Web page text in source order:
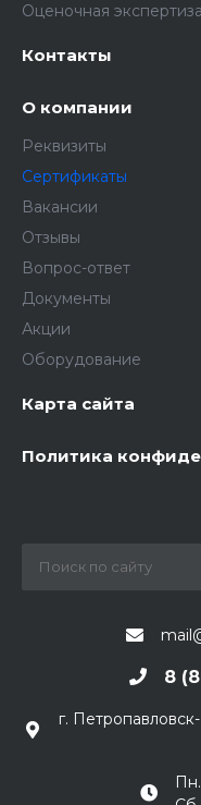
Оценочная экспертиза
Контакты
О компании
Реквизиты
Сертификаты
Вакансии
Отзывы
Вопрос-ответ
Документы
Акции
Оборудование
Карта сайта
Политика
8
г.